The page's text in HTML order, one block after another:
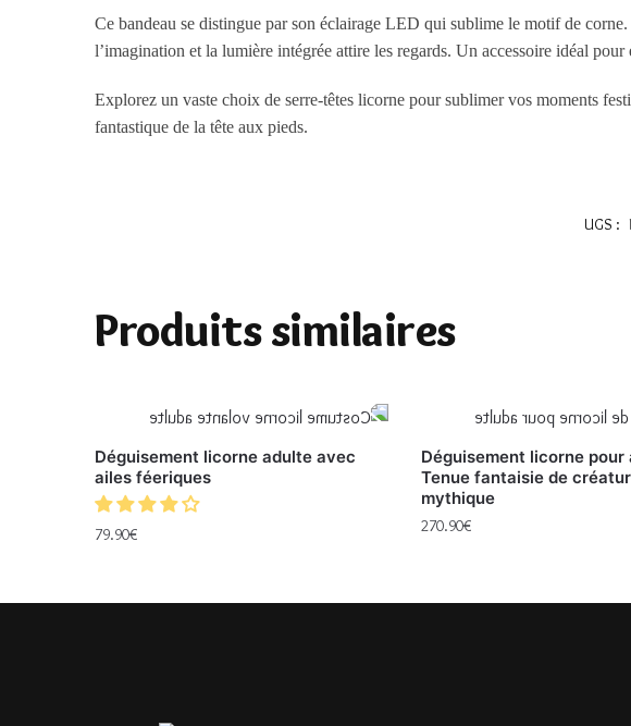
Ce bandeau se distingue par son éclairage LED qui sublime le motif de
l’imagination et la lumière intégrée attire les regards. Un accessoire idéal
Explorez un vaste choix deserre-têtes licorne pour sublimer vos moments
fantastique de la tête aux pieds.
UGS :
Produits similaires
Déguisement licorne adulte avec
ailes féeriques
79.90€
Déguisement licorne pour
Tenue fantaisie de
mythique
270.90€